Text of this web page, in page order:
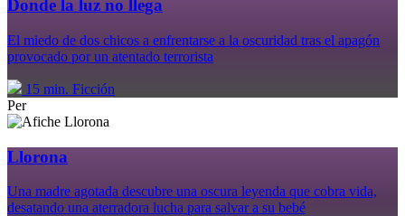
Donde la luz no llega
El miedo de dos chicos a enfrentarse a la oscuridad tras el apagón
provocado por un atentado terrorista
15 min. Ficción
Per
Llorona
Una madre agotada descubre una oscura leyenda que cobra vida,
desatando una aterradora lucha para salvar a su bebé